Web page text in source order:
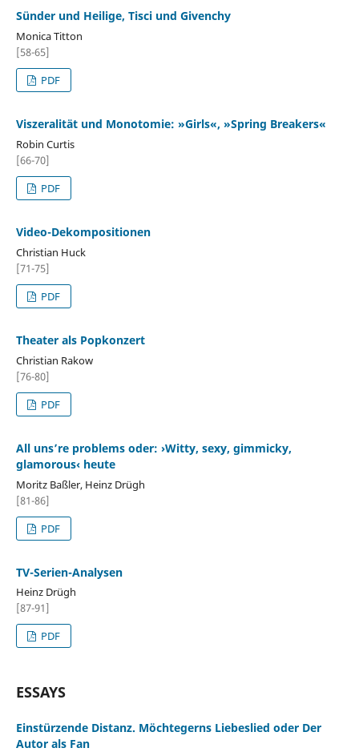
Sünder und Heilige, Tisci und Givenchy
Monica Titton
[58-65]
PDF
Viszeralität und Monotomie: »Girls«, »Spring Breakers«
Robin Curtis
[66-70]
PDF
Video-Dekompositionen
Christian Huck
[71-75]
PDF
Theater als Popkonzert
Christian Rakow
[76-80]
PDF
All uns’re problems oder: ›Witty, sexy, gimmicky,
glamorous‹ heute
Moritz Baßler, Heinz Drügh
[81-86]
PDF
TV-Serien-Analysen
Heinz Drügh
[87-91]
PDF
ESSAYS
Einstürzende Distanz. Möchtegerns Liebeslied oder Der
Autor als Fan